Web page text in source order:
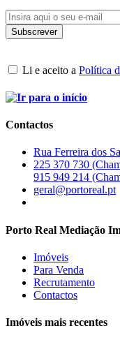
Li e aceito a Política
Contactos
Rua Ferreira dos
225 370 730
915 949 214
geral@portoreal.pt
Porto Real Mediação
Imóveis
Para Venda
Recrutamento
Contactos
Imóveis mais recentes